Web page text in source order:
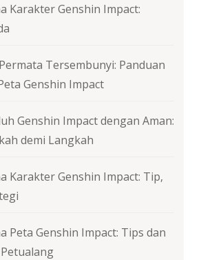
Karakter Genshin Impact:
Tersembunyi: Panduan
Genshin Impact
Genshin Impact dengan Aman:
demi Langkah
Karakter Genshin Impact: Tip,
Peta Genshin Impact: Tips dan